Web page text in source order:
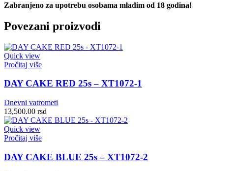
Zabranjeno za upotrebu osobama mlađim od 18 godina!
Povezani proizvodi
Quick view
Pročitaj više
DAY CAKE RED 25s – XT1072-1
Dnevni vatrometi
13,500.00 rsd
Quick view
Pročitaj više
DAY CAKE BLUE 25s – XT1072-2